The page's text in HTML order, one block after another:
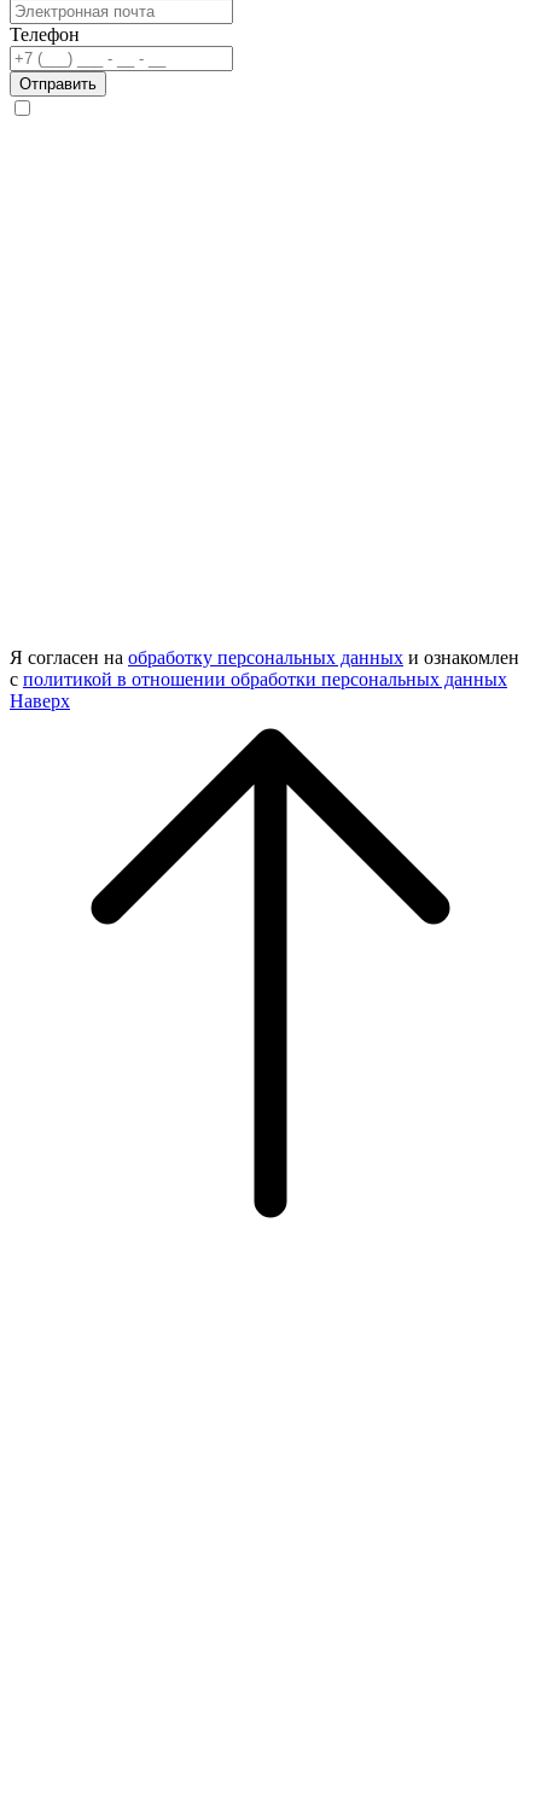
Телефон
Отправить
Я согласен на обработку персональных данных и ознакомлен
с политикой в отношении обработки персональных данных
Наверх